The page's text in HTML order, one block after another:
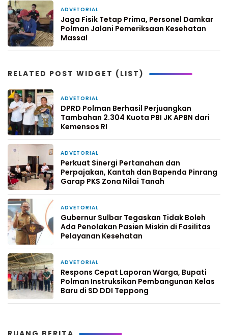
ADVETORIAL
Jaga Fisik Tetap Prima, Personel Damkar
Polman Jalani Pemeriksaan Kesehatan
Massal
RELATED POST WIDGET (LIST)
ADVETORIAL
DPRD Polman Berhasil Perjuangkan
Tambahan 2.304 Kuota PBI JK APBN dari
Kemensos RI
ADVETORIAL
Perkuat Sinergi Pertanahan dan
Perpajakan, Kantah dan Bapenda Pinrang
Garap PKS Zona Nilai Tanah
ADVETORIAL
Gubernur Sulbar Tegaskan Tidak Boleh
Ada Penolakan Pasien Miskin di Fasilitas
Pelayanan Kesehatan
ADVETORIAL
Respons Cepat Laporan Warga, Bupati
Polman Instruksikan Pembangunan Kelas
Baru di SD DDI Teppong